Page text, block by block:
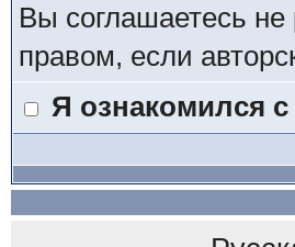
Вы соглашаетесь
правом, если
Я ознакомился